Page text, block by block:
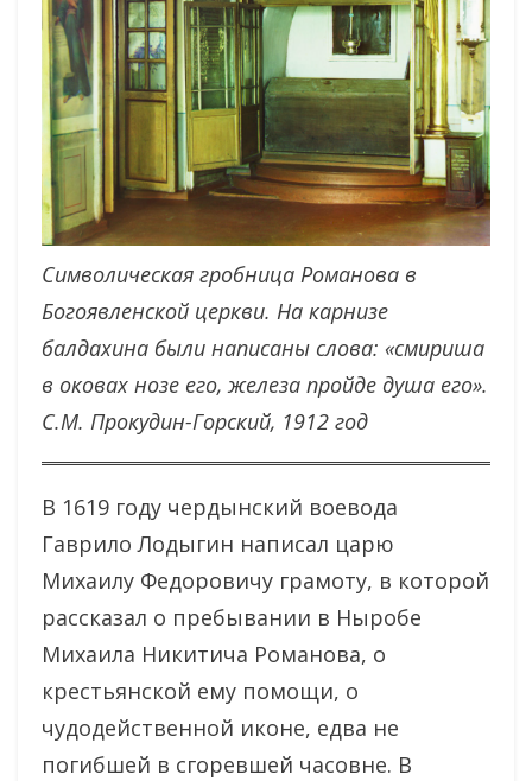
Символическая гробница Романова в
Богоявленской церкви. На карнизе
балдахина были написаны слова: «смириша
в оковах нозе его, железа пройде душа его».
С.М. Прокудин-Горский, 1912 год
В 1619 году чердынский воевода
Гаврило Лодыгин написал царю
Михаилу Федоровичу грамоту, в которой
рассказал о пребывании в Ныробе
Михаила Никитича Романова, о
крестьянской ему помощи, о
чудодейственной иконе, едва не
погибшей в сгоревшей часовне. В